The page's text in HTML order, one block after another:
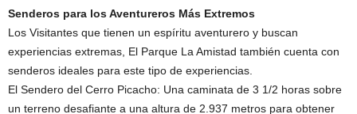
Senderos para los Aventureros Más Extremos
Los Visitantes que tienen un espíritu aventurero y buscan
experiencias extremas, El Parque La Amistad también cuenta con
senderos ideales para este tipo de experiencias.
El Sendero del Cerro Picacho: Una caminata de 3 1/2 horas sobre
un terreno desafiante a una altura de 2.937 metros para obtener